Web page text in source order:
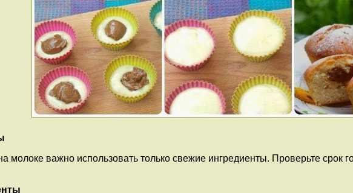
молоке важно использовать только свежие ингредиенты. Проверьте срок